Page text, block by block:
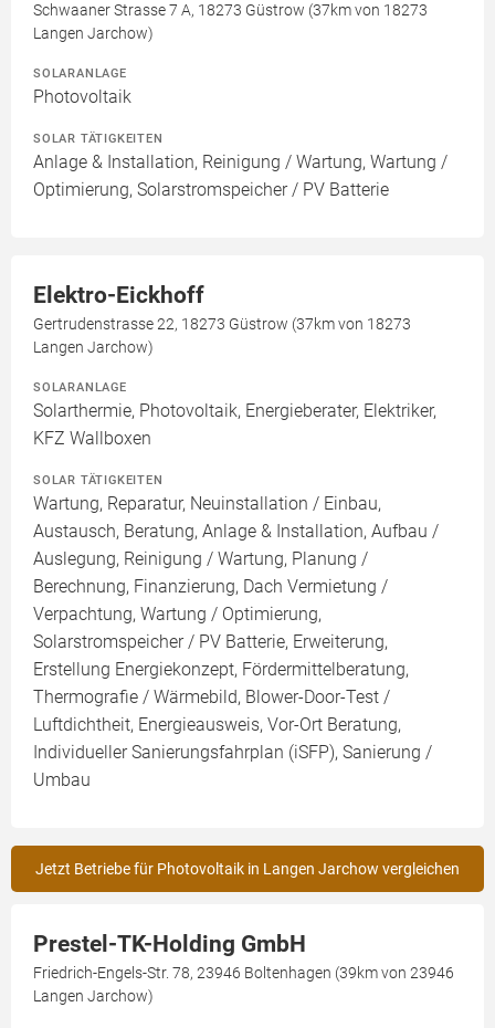
Schwaaner Strasse 7 A, 18273 Güstrow (37km von 18273
Langen Jarchow)
SOLARANLAGE
Photovoltaik
SOLAR TÄTIGKEITEN
Anlage & Installation, Reinigung / Wartung, Wartung /
Optimierung, Solarstromspeicher / PV Batterie
Elektro-Eickhoff
Gertrudenstrasse 22, 18273 Güstrow (37km von 18273
Langen Jarchow)
SOLARANLAGE
Solarthermie, Photovoltaik, Energieberater, Elektriker,
KFZ Wallboxen
SOLAR TÄTIGKEITEN
Wartung, Reparatur, Neuinstallation / Einbau,
Austausch, Beratung, Anlage & Installation, Aufbau /
Auslegung, Reinigung / Wartung, Planung /
Berechnung, Finanzierung, Dach Vermietung /
Verpachtung, Wartung / Optimierung,
Solarstromspeicher / PV Batterie, Erweiterung,
Erstellung Energiekonzept, Fördermittelberatung,
Thermografie / Wärmebild, Blower-Door-Test /
Luftdichtheit, Energieausweis, Vor-Ort Beratung,
Individueller Sanierungsfahrplan (iSFP), Sanierung /
Umbau
Jetzt Betriebe für Photovoltaik in Langen Jarchow vergleichen
Prestel-TK-Holding GmbH
Friedrich-Engels-Str. 78, 23946 Boltenhagen (39km von 23946
Langen Jarchow)